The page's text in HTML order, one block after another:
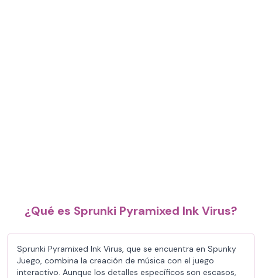
¿Qué es Sprunki Pyramixed Ink Virus?
Sprunki Pyramixed Ink Virus, que se encuentra en Spunky
Juego, combina la creación de música con el juego
interactivo. Aunque los detalles específicos son escasos,